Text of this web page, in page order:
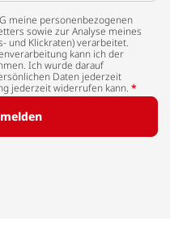
meine personenbezogenen
sowie zur Analyse meines
und Klickraten) verarbeitet.
kann ich der
Ich wurde darauf
Daten jederzeit
jederzeit widerrufen kann. *